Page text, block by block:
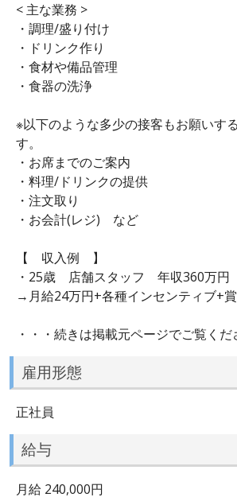
< 主な業務 >
・調理/盛り付け
・ドリンク作り
・食材や備品管理
・食器の洗浄
※以下のような多少の接客もお願いす
す。
・お席までのご案内
・料理/ドリンクの提供
・注文取り
・お会計(レジ) など
【 収入例 】
・25歳 店舗スタッフ 年収360万円
→月給24万円+各種インセンティブ+
・・・続きは掲載元ページでご覧くだ
雇用形態
正社員
給与
月給 240,000円